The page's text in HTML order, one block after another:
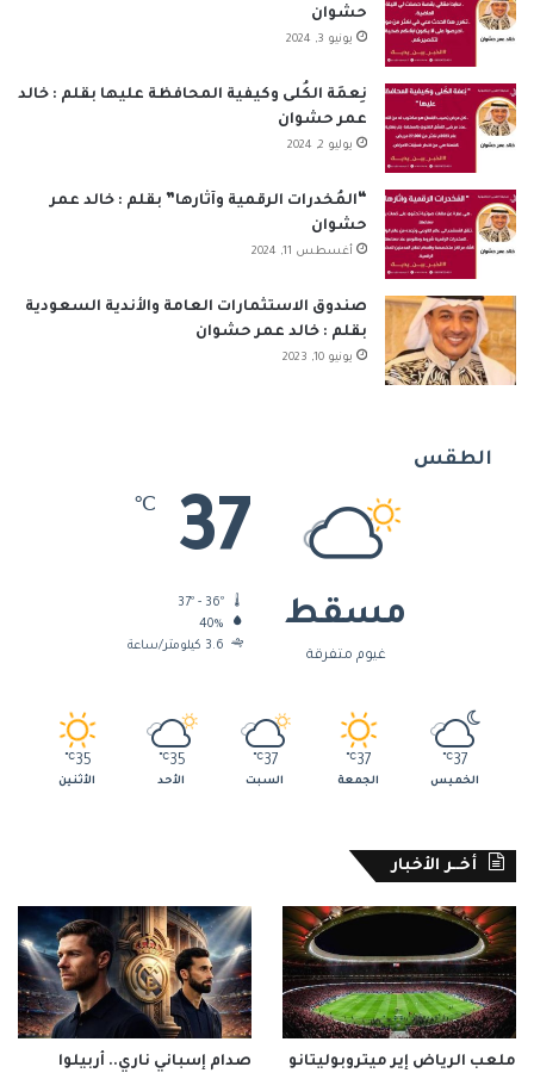
حشوان
يونيو 3, 2024
نِعمَة الكُلى وكيفية المحافظة عليها بقلم : خالد
عمر حشوان
يوليو 2, 2024
“المُخدرات الرقمية وآثارها” بقلم : خالد عمر
حشوان
أغسطس 11, 2024
صندوق الاستثمارات العامة والأندية السعودية
بقلم : خالد عمر حشوان
يونيو 10, 2023
الطقس
مسقط
غيوم متفرقة
37
℃
40%
3.6 كيلومتر/ساعة
37
℃
الخميس
37
℃
الجمعة
37
℃
السبت
35
℃
الأحد
35
℃
الأثنين
أخــر الأخبار
ملعب الرياض إير ميتروبوليتانو
صدام إسباني ناري.. أربيلوا